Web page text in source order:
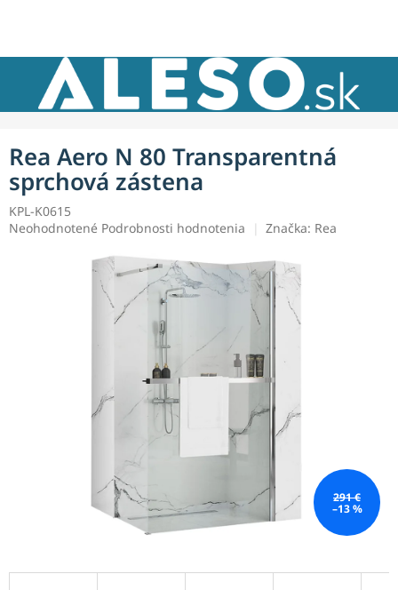
Rea Aero N 80 Transparentná
sprchová zástena
KPL-K0615
Priemerné
Neohodnotené Podrobnosti hodnotenia Značka: Rea
291 €
–13 %